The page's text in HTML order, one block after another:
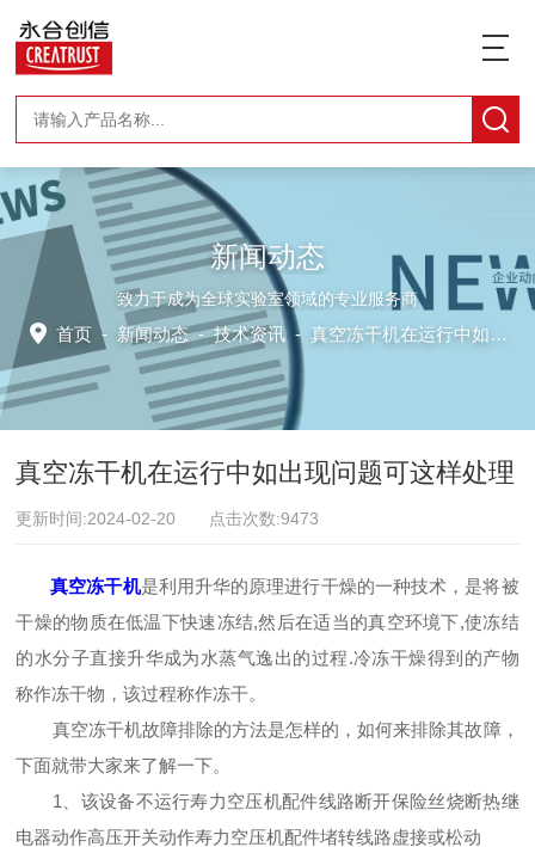
新闻动态
致力于成为全球实验室领域的专业服务商
首页 - 新闻动态-技术资讯 -真空冻干机在运行中如出现问题可这样处理
真空冻干机在运行中如出现问题可这样处理
更新时间:2024-02-20 点击次数:9473
真空冻干机是利用升华的原理进行干燥的一种技术，是将被
干燥的物质在低温下快速冻结,然后在适当的真空环境下,使冻结
的水分子直接升华成为水蒸气逸出的过程.冷冻干燥得到的产物
称作冻干物，该过程称作冻干。
真空冻干机故障排除的方法是怎样的，如何来排除其故障，
下面就带大家来了解一下。
1、该设备不运行寿力空压机配件线路断开保险丝烧断热继
电器动作高压开关动作寿力空压机配件堵转线路虚接或松动